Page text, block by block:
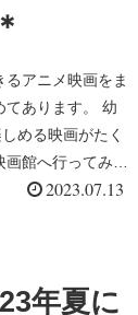
アニメ映画をま
てあります。 幼
める映画がたく
館へ行ってみま
2023.07.13
年夏に